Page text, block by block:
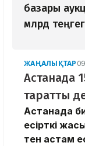
базары
млрд
ЖАҢАЛЫҚТАР
Астанада
таратты
Астанада
есірткі
тен астам